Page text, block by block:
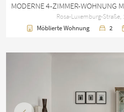
Rosa-Luxemburg-
Möblierte Wohnung
2